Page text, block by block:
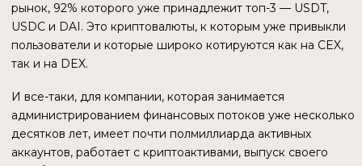
компаний, а о общей тенденции в целом. В статье
Bloomberg от 2 октября 2023 года приводятся многие
аргументы за то, что экономику США ожидает рецессия.
Наступит она или нет, покажет время, но такие настроения
не появляются в периоды расцвета.
достатка также, судя по всему, пока не достигла
поставленных целей, а это между прочим мировая
всех.